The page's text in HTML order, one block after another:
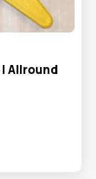
Allround